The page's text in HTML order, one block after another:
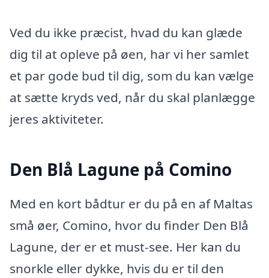
Ved du ikke præcist, hvad du kan glæde
dig til at opleve på øen, har vi her samlet
et par gode bud til dig, som du kan vælge
at sætte kryds ved, når du skal planlægge
jeres aktiviteter.
Den Blå Lagune på Comino
Med en kort bådtur er du på en af Maltas
små øer, Comino, hvor du finder Den Blå
Lagune, der er et must-see. Her kan du
snorkle eller dykke, hvis du er til den